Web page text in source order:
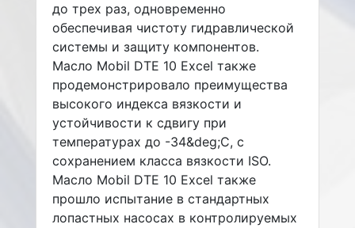
до трех раз, одновременно
обеспечивая чистоту гидравлической
системы и защиту компонентов.
Масло Mobil DTE 10 Excel также
продемонстрировало преимущества
высокого индекса вязкости и
устойчивости к сдвигу при
температурах до -34&deg;C, с
сохранением класса вязкости ISO.
Масло Mobil DTE 10 Excel также
прошло испытание в стандартных
лопастных насосах в контролируемых